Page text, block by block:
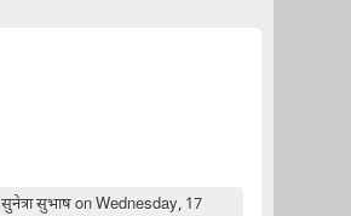
सुनेत्रा सुभाषon Wednesday, 17